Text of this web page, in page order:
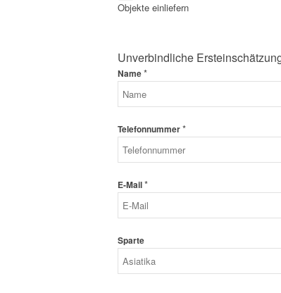
Objekte einliefern
Unverbindliche
Name*
Telefonnummer*
E-Mail*
Sparte